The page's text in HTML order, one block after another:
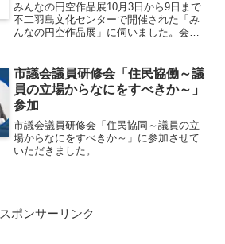
みんなの円空作品展10月3日から9日まで
不二羽島文化センターで開催された「み
んなの円空作品展」に伺いました。会場
作品が並び、訪れる人の心を和ませる温
かな展示となっていまし...
市議会議員研修会「住民協働～議
員の立場からなにをすべきか～」
参加
市議会議員研修会「住民協同～議員の立
場からなにをすべきか～」に参加させて
いただきました。
スポンサーリンク